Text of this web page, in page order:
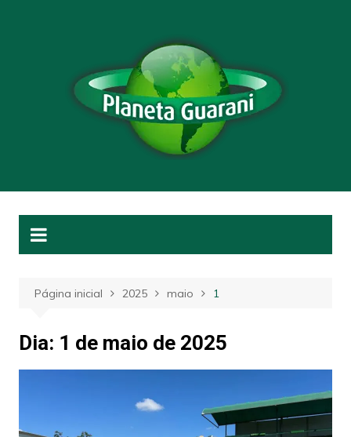
Página inicial 2025 maio 1
Dia: 1 de maio de 2025